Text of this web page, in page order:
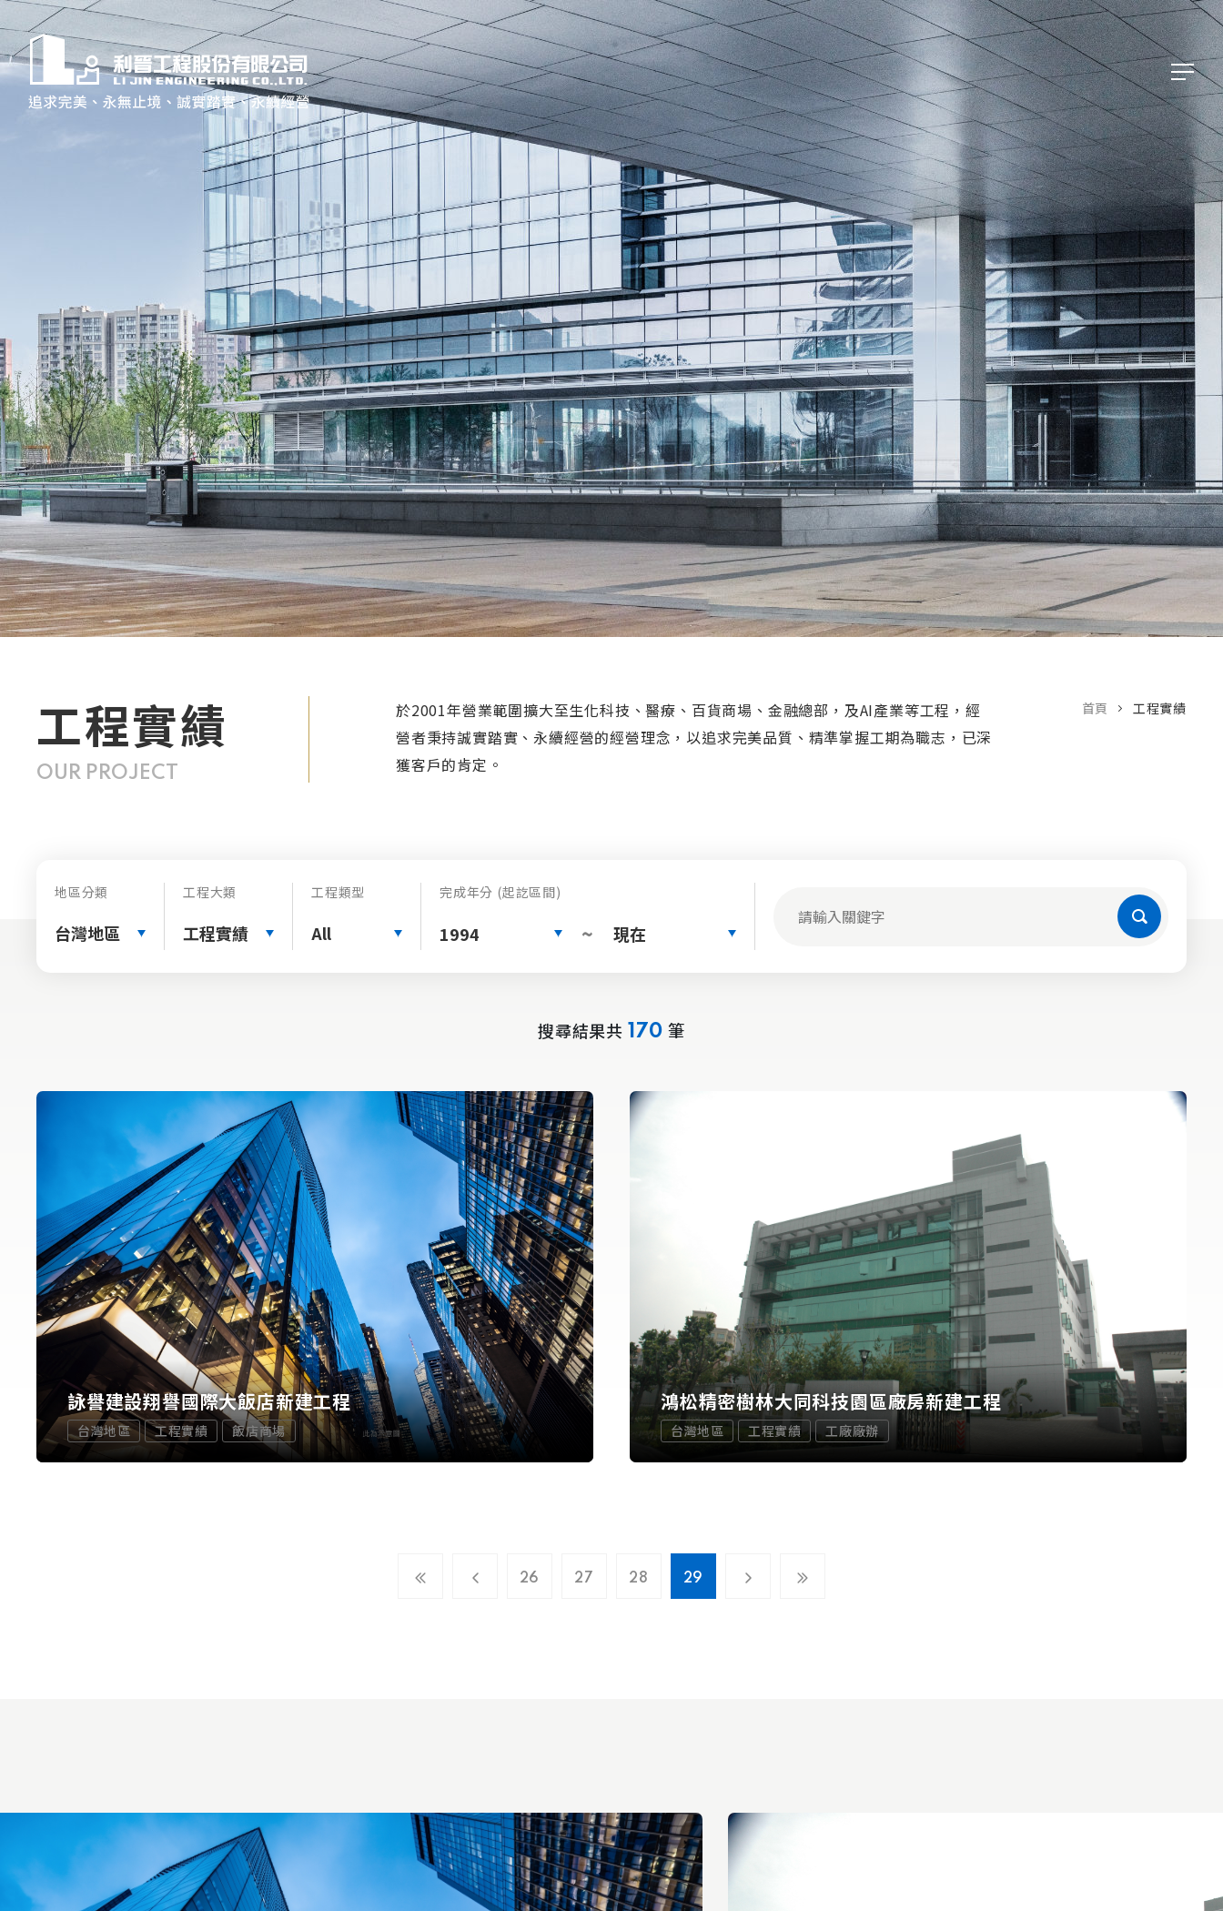
工程實績
OUR PROJECT
於2001年營業範圍擴大至生化科技、醫療、百貨商場、金融總部，及AI產業等工程，經
營者秉持誠實踏實、永續經營的經營理念，以追求完美品質、精準掌握工期為職志，已深
獲客戶的肯定。
首頁 工程實績
地區分類
台灣地區
工程大類
工程實績
工程類型
All
完成年分 (起訖區間)
1994 ~ 現在
搜尋結果共 170 筆
詠譽建設翔譽國際大飯店新建工程
台灣地區 工程實績 飯店商場
鴻松精密樹林大同科技園區廠房新建工程
台灣地區 工程實績 工廠廠辦
26 27 28 29